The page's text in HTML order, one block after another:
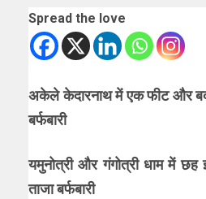
Spread the love
अकेले केदारनाथ में एक फीट और
बर्फबारी
यमुनोत्री और गंगोत्री धाम में
ताजा बर्फबारी